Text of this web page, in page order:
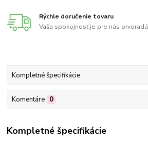
Rýchle doručenie tovaru
Vaša spokojnosť je pre nás prvoradá
Kompletné špecifikácie
Komentáre 0
Kompletné špecifikácie